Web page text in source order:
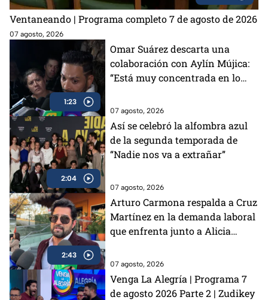
Ventaneando | Programa completo 7 de agosto de 2026
07 agosto, 2026
1:23
Omar Suárez descarta una
colaboración con Aylín Mújica:
“Está muy concentrada en lo
07 agosto, 2026
2:04
Así se celebró la alfombra azul
de la segunda temporada de
“Nadie nos va a extrañar”
07 agosto, 2026
2:43
Arturo Carmona respalda a Cruz
Martínez en la demanda laboral
que enfrenta junto a Alicia
esté presente, ahí voy a estar”
07 agosto, 2026
Venga La Alegría | Programa 7
de agosto 2026 Parte 2 | Zudikey